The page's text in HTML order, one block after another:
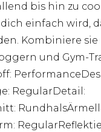
bis hin zu
einfach wird,
Kombiniere
und Gym-
RegularDetail: